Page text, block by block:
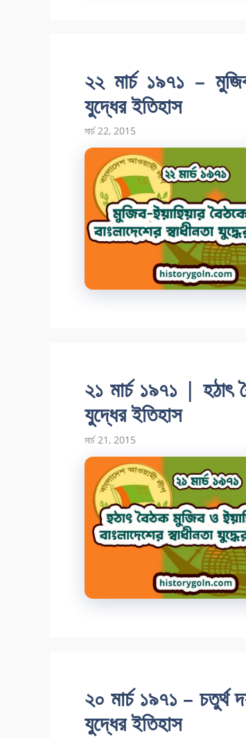
২২ মার্চ ১৯৭১ –
যুদ্ধের ইতিহাস
মার্চ 22, 2015
২১ মার্চ ১৯৭১ | হঠাৎ
যুদ্ধের ইতিহাস
মার্চ 21, 2015
২০ মার্চ ১৯৭১ – চতুর্থ
যুদ্ধের ইতিহাস